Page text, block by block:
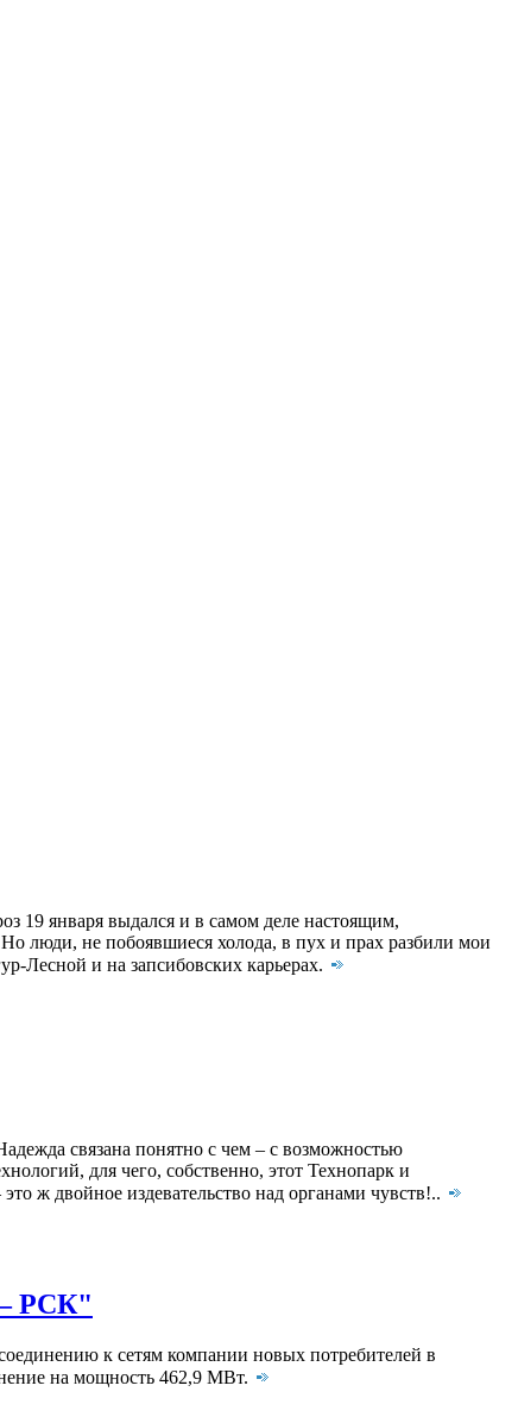
19 января выдался и в самом деле настоящим,
люди, не побоявшиеся холода, в пух и прах разбили мои
Лесной и на запсибовских карьерах.
связана понятно с чем – с возможностью
для чего, собственно, этот Технопарк и
ж двойное издевательство над органами чувств!..
– РСК"
к сетям компании новых потребителей в
на мощность 462,9 МВт.